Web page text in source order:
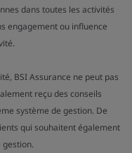
dans toutes les activités
engagement ou influence
BSI Assurance ne peut pas
reçu des conseils
système de gestion. De
qui souhaitent également
gestion.